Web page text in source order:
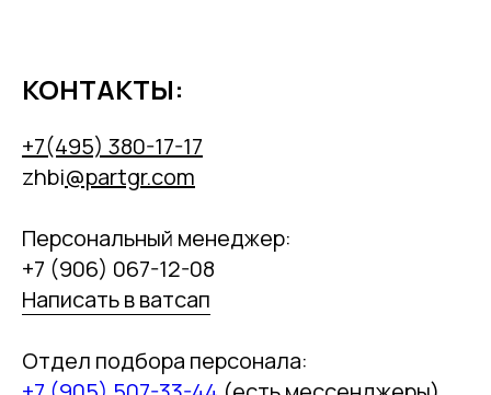
КОНТАКТЫ:
+7(495) 380-17-17
zhbi@partgr.com
Персональный менеджер:
+7 (906) 067-12-08
Написать в ватсап
Отдел подбора персонала: